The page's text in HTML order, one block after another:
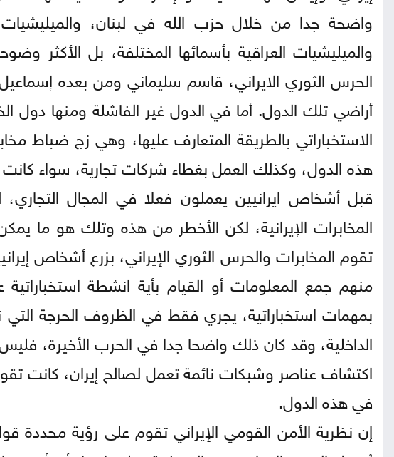
واضحة جدا من خلال حزب الله في لبنان،
والميليشيات العراقية بأسمائها المختلفة، بل الأكثر
الحرس الثوري الايراني، قاسم سليماني ومن بعده
أراضي تلك الدول. أما في الدول غير الفاشلة ومنها دول
الاستخباراتي بالطريقة المتعارف عليها، وهي زج ضباط
هذه الدول، وكذلك العمل بغطاء شركات تجارية، سواء
قبل أشخاص ايرانيين يعملون فعلا في المجال
المخابرات الإيرانية، لكن الأخطر من هذه وتلك هو ما
تقوم المخابرات والحرس الثوري الإيراني، بزرع أشخاص
منهم جمع المعلومات أو القيام بأية انشطة
بمهمات استخباراتية، يجري فقط في الظروف الحرجة
الداخلية، وقد كان ذلك واضحا جدا في الحرب الأخيرة،
اكتشاف عناصر وشبكات نائمة تعمل لصالح إيران، كانت
في هذه الدول.
إن نظرية الأمن القومي الإيراني تقوم على رؤية محددة